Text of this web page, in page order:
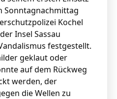
Sonntagnachmittag
Kochel
Insel Sassau
festgestellt.
geklaut oder
auf dem Rückweg
werden, der
die Wellen zu